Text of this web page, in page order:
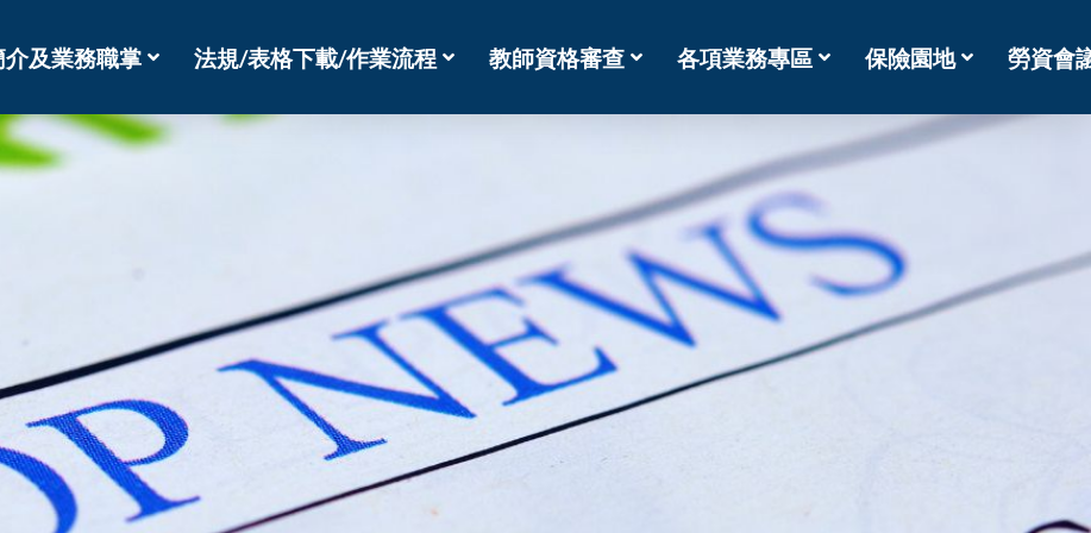
介及業務職掌 法規/表格下載/作業流程 教師資格審查 各項業務專區 保險園地 勞資會